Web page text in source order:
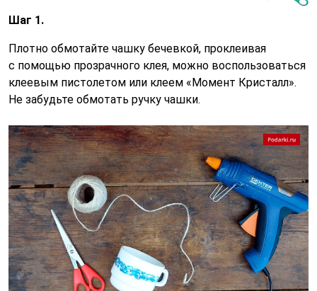
Шаг 1.
Плотно обмотайте чашку бечевкой, проклеивая
с помощью прозрачного клея, можно воспользоваться
клеевым пистолетом или клеем «Момент Кристалл».
Не забудьте обмотать ручку чашки.